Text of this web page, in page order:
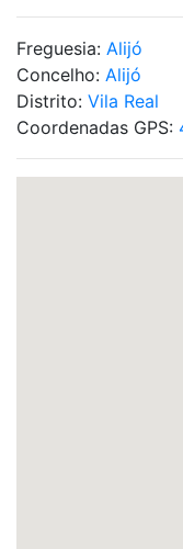
Freguesia: Alijó
Concelho: Alijó
Distrito: Vila Real
Coordenadas GPS: